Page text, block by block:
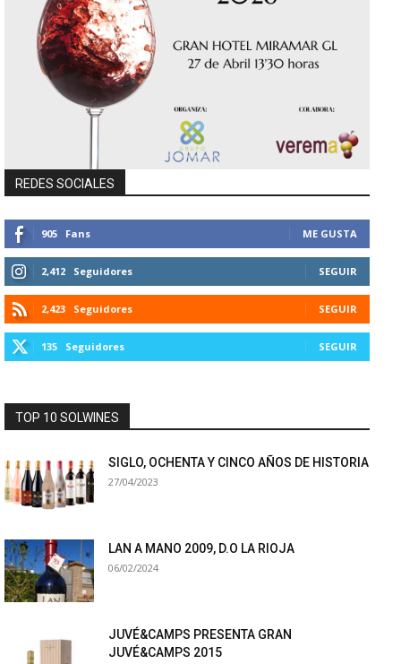
REDES SOCIALES
905 Fans ME GUSTA
2,412 Seguidores SEGUIR
2,423 Seguidores SEGUIR
135 Seguidores SEGUIR
TOP 10 SOLWINES
SIGLO, OCHENTA Y CINCO AÑOS DE HISTORIA
27/04/2023
LAN A MANO 2009, D.O LA RIOJA
06/02/2024
JUVÉ&CAMPS PRESENTA GRAN
JUVÉ&CAMPS 2015